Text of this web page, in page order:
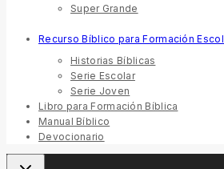
Super Grande
Recurso Bíblico para Formación
Historias Bíblicas
Serie Escolar
Serie Joven
Libro para Formación Bíblica
Manual Bíblico
Devocionario